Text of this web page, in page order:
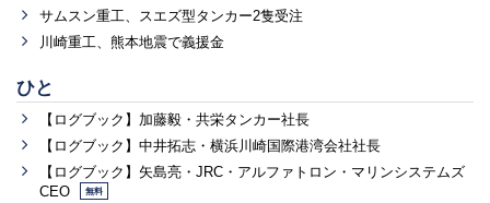
サムスン重工、スエズ型タンカー2隻受注
川崎重工、熊本地震で義援金
ひと
【ログブック】加藤毅・共栄タンカー社長
【ログブック】中井拓志・横浜川崎国際港湾会社社長
【ログブック】矢島亮・JRC・アルファトロン・マリンシステムズ
CEO
無料